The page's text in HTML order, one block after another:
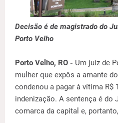
Decisão é de magistrado do
Porto Velho
Porto Velho, RO - Um juiz de
mulher que expôs a amante
condenou a pagar à vítima R$
indenização. A sentença é do
comarca da capital e,